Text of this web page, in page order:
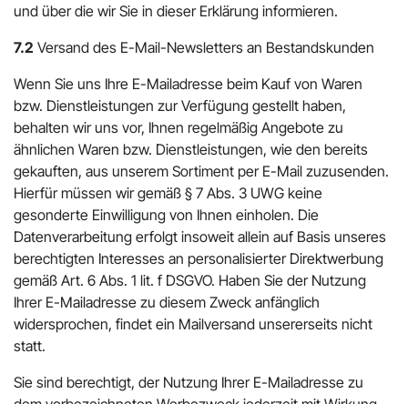
und über die wir Sie in dieser Erklärung informieren.
7.2 Versand des E-Mail-Newsletters an Bestandskunden
Wenn Sie uns Ihre E-Mailadresse beim Kauf von Waren
bzw. Dienstleistungen zur Verfügung gestellt haben,
behalten wir uns vor, Ihnen regelmäßig Angebote zu
ähnlichen Waren bzw. Dienstleistungen, wie den bereits
gekauften, aus unserem Sortiment per E-Mail zuzusenden.
Hierfür müssen wir gemäß § 7 Abs. 3 UWG keine
gesonderte Einwilligung von Ihnen einholen. Die
Datenverarbeitung erfolgt insoweit allein auf Basis unseres
berechtigten Interesses an personalisierter Direktwerbung
gemäß Art. 6 Abs. 1 lit. f DSGVO. Haben Sie der Nutzung
Ihrer E-Mailadresse zu diesem Zweck anfänglich
widersprochen, findet ein Mailversand unsererseits nicht
statt.
Sie sind berechtigt, der Nutzung Ihrer E-Mailadresse zu